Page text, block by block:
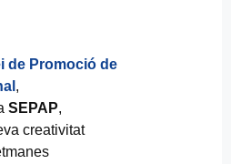
de Promoció de
,
SEPAP,
creativitat